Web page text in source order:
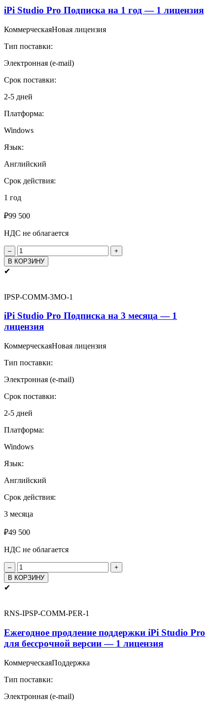
2
года
поддержки
обновлений)
1
лицензия
iPi Studio Pro Подписка на 1 год — 1 лицензия
КоммерческаяНовая лицензия
Тип поставки:
Электронная (e-mail)
Срок поставки:
2-5 дней
Платформа:
Windows
Язык:
Английский
Срок действия:
1 год
₽99 500
НДС не облагается
Количество
товара
iPi
Подписка
1
год
-
лицензия
В КОРЗИНУ
✔
IPSP-COMM-3MO-1
iPi Studio Pro Подписка на 3 месяца — 1
лицензия
КоммерческаяНовая лицензия
Тип поставки:
Электронная (e-mail)
Срок поставки:
2-5 дней
Платформа:
Windows
Язык:
Английский
Срок действия:
3 месяца
₽49 500
НДС не облагается
Количество
товара
iPi
Подписка
месяца
-
лицензия
В КОРЗИНУ
✔
RNS-IPSP-COMM-PER-1
Ежегодное продление поддержки iPi Studio Pro
для бессрочной версии — 1 лицензия
КоммерческаяПоддержка
Тип поставки:
Электронная (e-mail)